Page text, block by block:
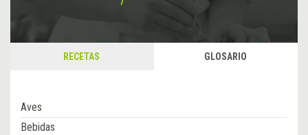
RECETAS GLOSARIO
Aves
Bebidas